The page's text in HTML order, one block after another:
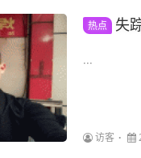
热点 失
...
访客